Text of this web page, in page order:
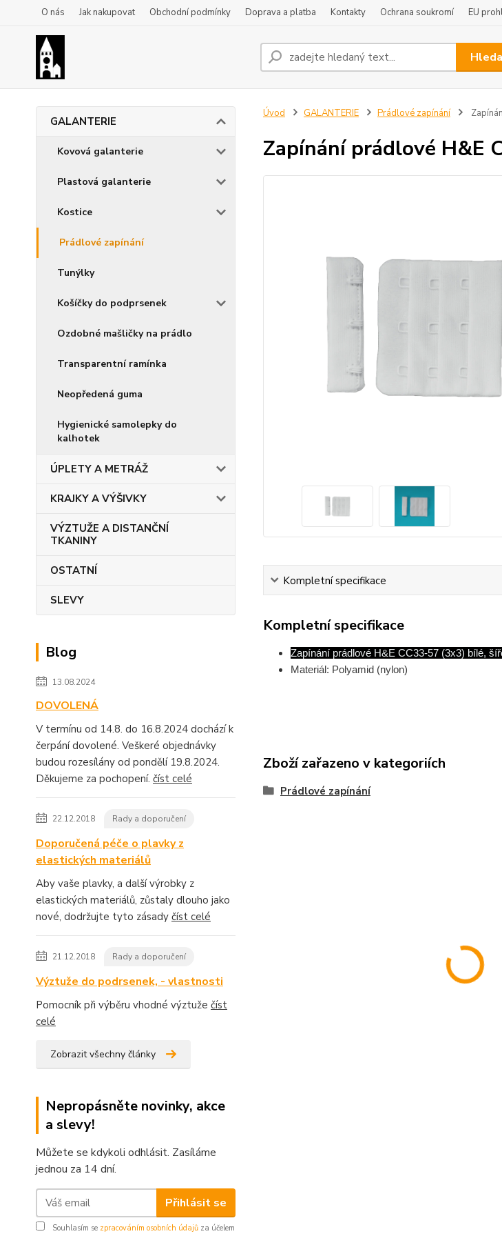
O nás Jak nakupovat Obchodní podmínky Doprava a platba Kontakty Ochrana soukromí EU
GALANTERIE
Kovová galanterie
Plastová galanterie
Kostice
Prádlové zapínání
Tunýlky
Košíčky do podprsenek
Ozdobné mašličky na prádlo
Transparentní ramínka
Neopředená guma
Hygienické samolepky do
kalhotek
ÚPLETY A METRÁŽ
KRAJKY A VÝŠIVKY
VÝZTUŽE A DISTANČNÍ
TKANINY
OSTATNÍ
SLEVY
Blog
13.08.2024
DOVOLENÁ
V termínu od 14.8. do 16.8.2024 dochází k
čerpání dovolené. Veškeré objednávky
budou rozesílány od pondělí 19.8.2024.
Děkujeme za pochopení. číst celé
22.12.2018 Rady a doporučení
Doporučená péče o plavky z
elastických materiálů
Aby vaše plavky, a další výrobky z
elastických materiálů, zůstaly dlouho jako
nové, dodržujte tyto zásady číst celé
21.12.2018 Rady a doporučení
Výztuže do podrsenek, - vlastnosti
Pomocník při výběru vhodné výztuže číst
celé
Zobrazit všechny články
Nepropásněte novinky, akce
a slevy!
Můžete se kdykoli odhlásit. Zasíláme
jednou za 14 dní.
Přihlásit se
Souhlasím se zpracováním osobních údajů za účelem
Úvod GALANTERIE Prádlové zapínání
Zapínání prádlové H&E
Kompletní specifikace
Kompletní specifikace
Zapínání prádlové H&E CC33-57 (3x3) bílé,
Materiál: Polyamid (nylon)
Zboží zařazeno v kategoriích
Prádlové zapínání